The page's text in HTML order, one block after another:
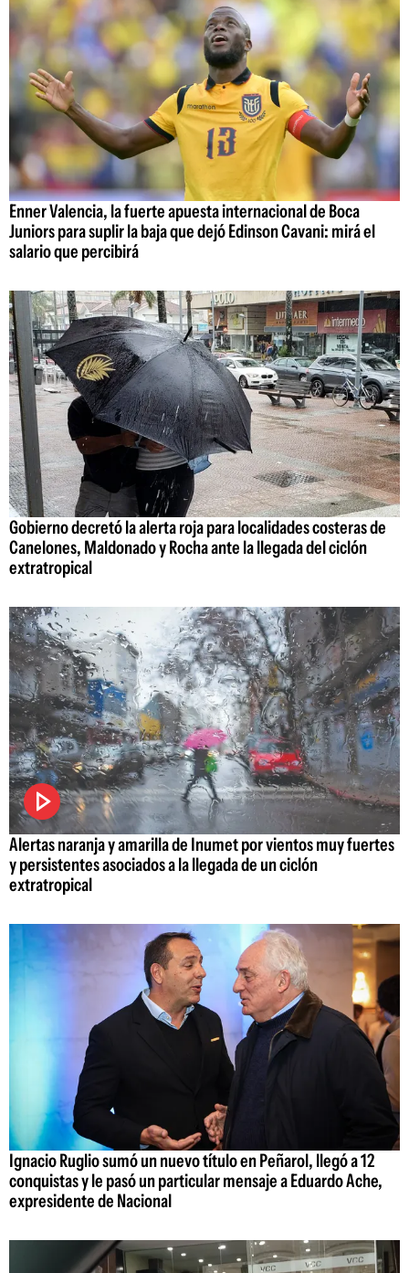
Enner Valencia, la fuerte apuesta internacional de Boca
Juniors para suplir la baja que dejó Edinson Cavani: mirá el
salario que percibirá
Gobierno decretó la alerta roja para localidades costeras de
Canelones, Maldonado y Rocha ante la llegada del ciclón
extratropical
Alertas naranja y amarilla de Inumet por vientos muy fuertes
y persistentes asociados a la llegada de un ciclón
extratropical
Ignacio Ruglio sumó un nuevo título en Peñarol, llegó a 12
conquistas y le pasó un particular mensaje a Eduardo Ache,
expresidente de Nacional